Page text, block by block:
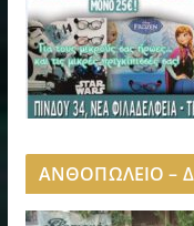
ΑΝΘΟΠΩΛΕΙΟ –